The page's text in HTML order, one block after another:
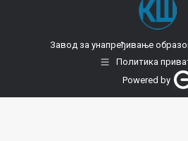
Завод за унапређивање
Политика
Powered by